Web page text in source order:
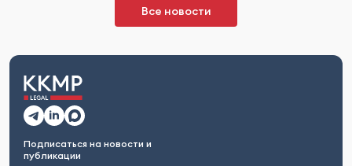
Все новости
Подписаться на новости и
публикации